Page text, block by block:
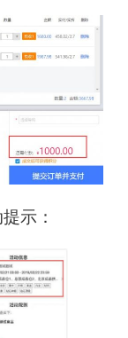
示：